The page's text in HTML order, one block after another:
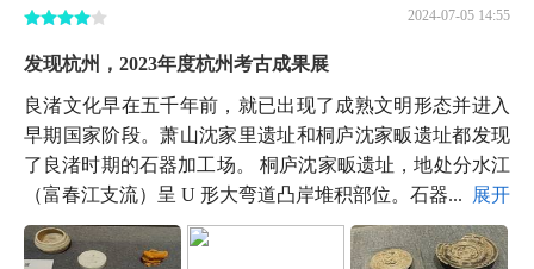
2024-07-05 14:55
发现杭州，2023年度杭州考古成果展
良渚文化早在五千年前，就已出现了成熟文明形态并进入
早期国家阶段。萧山沈家里遗址和桐庐沈家畈遗址都发现
了良渚时期的石器加工场。 桐庐沈家畈遗址，地处分水江
（富春江支流）呈 U 形大弯道凸岸堆积部位。石器...
展开